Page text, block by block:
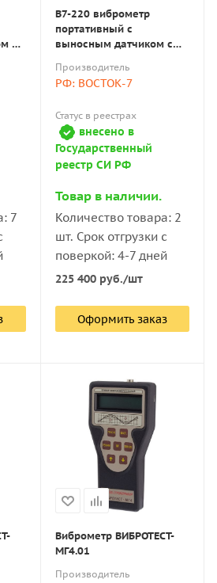
с
7
В7-220 виброметр
портативный с
выносным датчиком с
Производитель
РФ: ВОСТОК-7
Статус в реестрах
внесено в
Государственный
реестр СИ РФ
Товар в наличии.
Количество товара: 2
шт. Срок отгрузки с
поверкой: 4-7 дней
225 400руб./шт
Оформить заказ
Виброметр ВИБРОТЕСТ-
МГ4.01
Производитель